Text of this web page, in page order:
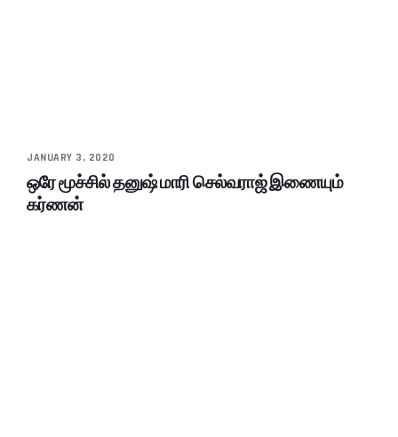
JANUARY 3, 2020
ஒரே மூச்சில் தனுஷ் மாரி செல்வராஜ் இணையும்
கர்ணன்